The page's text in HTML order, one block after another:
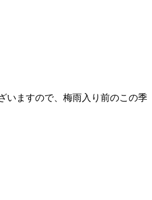
いますので、梅雨入り前のこの季